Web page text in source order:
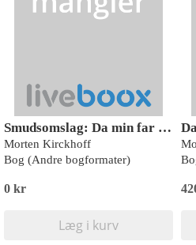
Smudsomslag: Da min far var min far (9788727248356)
Morten Kirckhoff
Bog (Andre bogformater)
0 kr
Læg i kurv